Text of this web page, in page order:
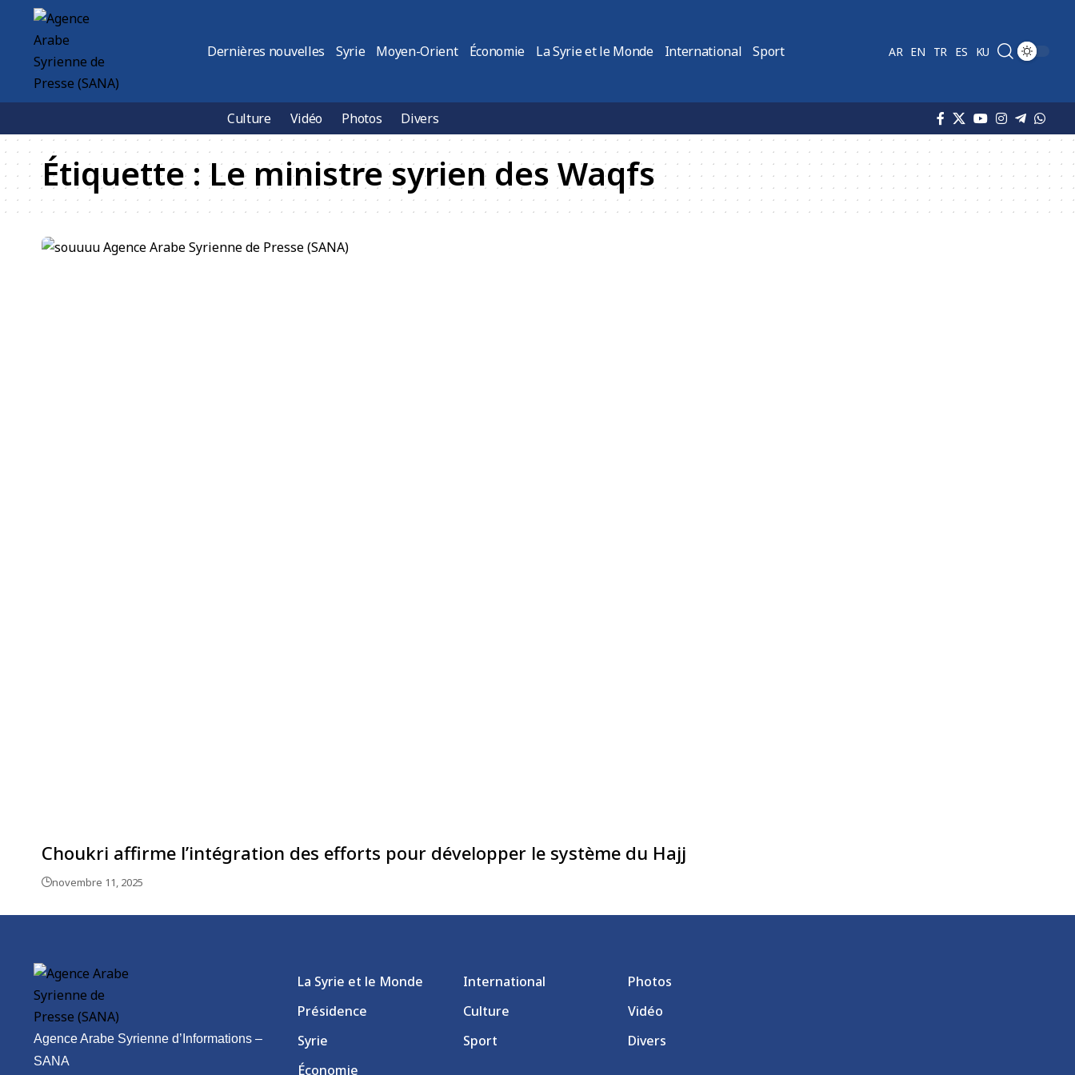
Dernières nouvelles Syrie Moyen-Orient Économie La Syrie et le Monde International Sport AR EN TR ES KU
Culture Vidéo Photos Divers
Étiquette : Le ministre syrien des Waqfs
Choukri affirme l’intégration des efforts pour développer le système du Hajj
novembre 11, 2025
Agence Arabe Syrienne d’Informations –
SANA
La Syrie et le Monde
Présidence
Syrie
Économie
International
Culture
Sport
Photos
Vidéo
Divers